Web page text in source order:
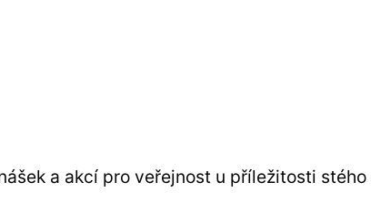
a akcí pro veřejnost u příležitosti